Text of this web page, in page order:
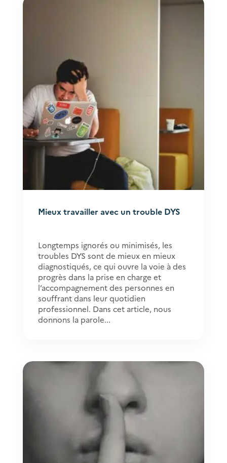
Mieux travailler avec un trouble DYS
Longtemps ignorés ou minimisés, les
troubles DYS sont de mieux en mieux
diagnostiqués, ce qui ouvre la voie à des
progrès dans la prise en charge et
l’accompagnement des personnes en
souffrant dans leur quotidien
professionnel. Dans cet article, nous
donnons la parole...